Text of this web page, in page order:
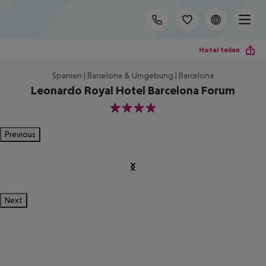
Hotel teilen
Spanien | Barcelona & Umgebung | Barcelona
Leonardo Royal Hotel Barcelona Forum
4
Previous
Next